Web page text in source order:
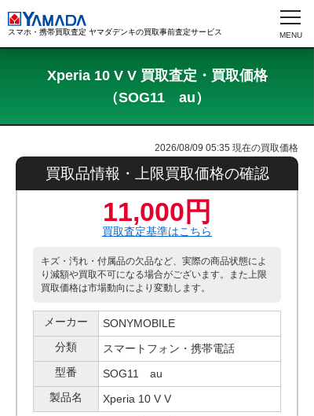
スマホ・携帯買取査定 ヤマダデンキの買取事前査定サービス
Xperia 10 V V 買取査定・買取価格
（SOG11 au）
2026/08/09 05:35 現在の買取価格
買取品情報・上限買取価格の確認
11,000円
買取査定基準はこちら
キズ・汚れ・付属品の欠品など、実際の商品状態によ
り減額や買取不可になる場合がございます。また上限
買取価格は市場動向により変動します。
メーカー
SONYMOBILE
分類
スマートフォン・携帯電話
型番
SOG11 au
製品名
Xperia 10 V V